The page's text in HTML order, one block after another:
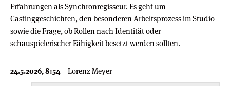
Erfahrungen als Synchronregisseur. Es geht um
Castinggeschichten, den besonderen Arbeitsprozess im Studio
sowie die Frage, ob Rollen nach Identität oder
schauspielerischer Fähigkeit besetzt werden sollten.
24.5.2026, 8:54 Lorenz Meyer